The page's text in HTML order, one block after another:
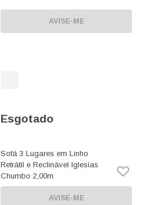
AVISE-ME
Esgotado
Sofá 3 Lugares em Linho
Retrátil e Reclinável Iglesias
Chumbo 2,00m
AVISE-ME